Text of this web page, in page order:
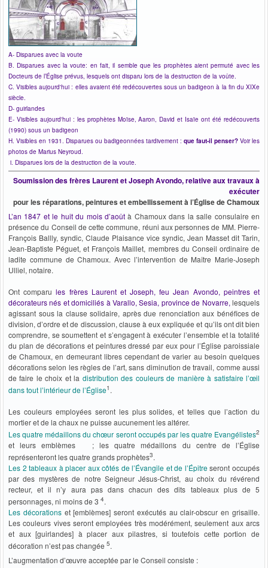
A- Disparues avec la voute
B. Disparues avec la voute: en fait, il semble que les prophètes aient permuté avec les
Docteurs de l’Église prévus, lesquels ont disparu lors de la destruction de la voûte.
C. Visibles aujourd'hui : elles avaient été redécouvertes sous un badigeon à la fin du XIXe
siècle.
D- guirlandes
E- Visibles aujourd'hui : les prophètes Moïse, Aaron, David et Isaïe ont été redécouverts
(1990) sous un badigeon
H. Visibles en 1931. Disparues ou badigeonnées tardivement : que faut-il penser? Voir les
photos de Marius Neyroud.
i. Disparues lors de la destruction de la voute.
Soumission des frères Laurent et Joseph Avondo, relative aux travaux à
exécuter
pour les réparations, peintures et embellissement à l’Église de Chamoux
L’an 1847 et le huit du mois d’août à Chamoux dans la salle consulaire en
présence du Conseil de cette commune, réuni aux personnes de MM. Pierre-
François Ballly, syndic, Claude Plaisance vice syndic, Jean Masset dit Tarin,
Jean-Baptiste Péguet, et François Maillet, membres du Conseil ordinaire de
ladite commune de Chamoux. Avec l’intervention de Maître Marie-Joseph
Ulliel, notaire.
Ont comparules frères Laurent et Joseph, feu Jean Avondo, peintres et
décorateurs nés et domiciliés à Varallo, Sesia, province de Novarre, lesquels
agissant sous la clause solidaire, après due renonciation aux bénéfices de
division, d’ordre et de discussion, clause à eux expliquée et qu’ils ont dit bien
comprendre, se soumettent et s’engagent à exécuter l’ensemble et la totalité
du plan de décorations et peintures dressé par eux pour l’Église paroissiale
de Chamoux, en demeurant libres cependant de varier au besoin quelques
décorations selon les règles de l’art, sans diminution de travail, comme aussi
de faire le choix et la distribution des couleurs de manière à satisfaire l’œil
dans tout l’intérieur de l’Église1 .
Les couleurs employées seront les plus solides, et telles que l’action du
mortier et de la chaux ne puisse aucunement les altérer.
Les quatre médaillons du chœur seront occupés par les quatre Evangélistes2
et leurs emblèmes ; les quatre médaillons du centre de l’Église
représenteront les quatre grands prophètes3.
Les 2 tableaux à placer aux côtés de l’Évangile et de l’Épitreseront occupés
par des mystères de notre Seigneur Jésus-Christ, au choix du révérend
recteur, et il n’y aura pas dans chacun des dits tableaux plus de 5
personnages, ni moins de 3 4.
Les décorationset [emblèmes] seront exécutés au clair-obscur en grisaille.
Les couleurs vives seront employées très modérément, seulement aux arcs
et aux [guirlandes] à placer aux pilastres, si toutefois cette portion de
décoration n’est pas changée 5.
L’augmentation d’œuvre acceptée par le Conseil consiste :